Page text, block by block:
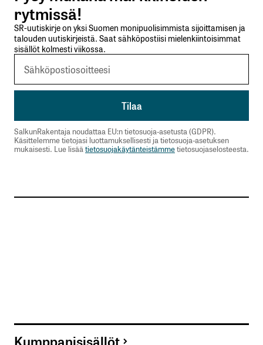
rytmissä!
SR-uutiskirje on yksi Suomen monipuolisimmista sijoittamisen ja
talouden uutiskirjeistä. Saat sähköpostiisi mielenkiintoisimmat
sisällöt kolmesti viikossa.
SalkunRakentaja noudattaa EU:n tietosuoja-asetusta (GDPR).
Käsittelemme tietojasi luottamuksellisesti ja tietosuoja-asetuksen
mukaisesti. Lue lisäätietosuojakäytänteistämmetietosuojaselosteesta.